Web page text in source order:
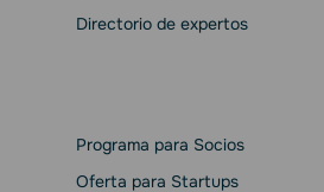
Directorio de expertos
Programa para Socios
Oferta para Startups